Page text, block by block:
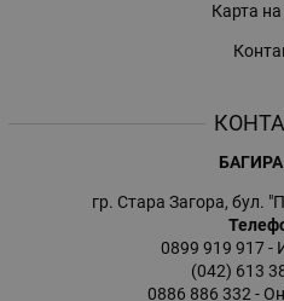
Карта
гр. Стара Загора, бул.
0899 919 917-
(042) 613
0886 886 332-